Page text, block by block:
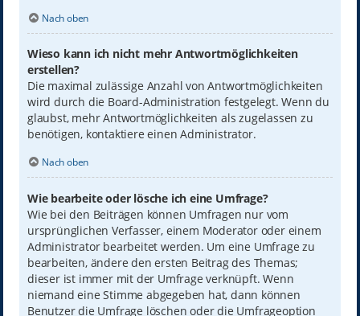
Nach oben
Wieso kann ich nicht mehr Antwortmöglichkeiten
erstellen?
Die maximal zulässige Anzahl von Antwortmöglichkeiten
wird durch die Board-Administration festgelegt. Wenn du
glaubst, mehr Antwortmöglichkeiten als zugelassen zu
benötigen, kontaktiere einen Administrator.
Nach oben
Wie bearbeite oder lösche ich eine Umfrage?
Wie bei den Beiträgen können Umfragen nur vom
ursprünglichen Verfasser, einem Moderator oder einem
Administrator bearbeitet werden. Um eine Umfrage zu
bearbeiten, ändere den ersten Beitrag des Themas;
dieser ist immer mit der Umfrage verknüpft. Wenn
niemand eine Stimme abgegeben hat, dann können
Benutzer die Umfrage löschen oder die Umfrageoption